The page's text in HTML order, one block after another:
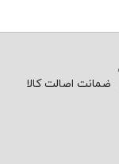
ضمانت اصالت کالا